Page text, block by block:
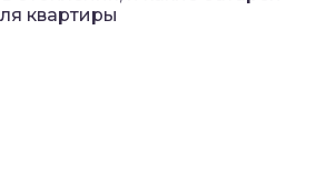
квартиры